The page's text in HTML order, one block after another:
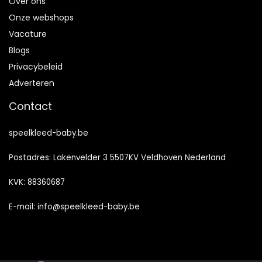
Onze webshops
Vacature
Blogs
Privacybeleid
Adverteren
Contact
speelkleed-baby.be
Postadres: Lakenvelder 3 5507KV Veldhoven Nederland
KVK: 88360687
E-mail: info@speelkleed-baby.be